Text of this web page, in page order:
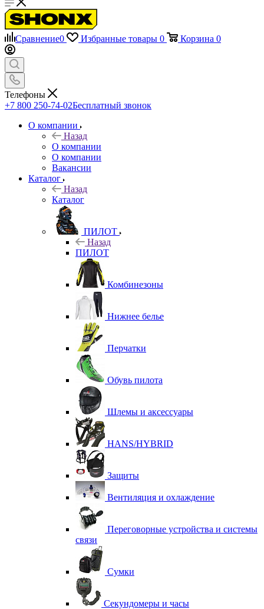
Сравнение0 Избранные товары 0 Корзина 0
Телефоны
+7 800 250-74-02Бесплатный звонок
О компании
Назад
О компании
О компании
Вакансии
Каталог
Назад
Каталог
ПИЛОТ
Назад
ПИЛОТ
Комбинезоны
Нижнее белье
Перчатки
Обувь пилота
Шлемы и аксессуары
HANS/HYBRID
Защиты
Вентиляция и охлаждение
Переговорные устройства и системы
связи
Сумки
Секундомеры и часы